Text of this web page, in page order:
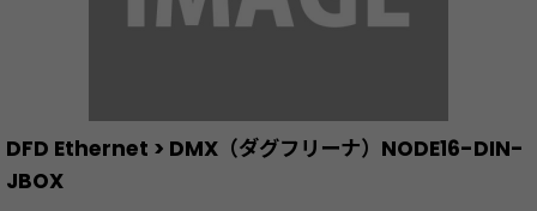
DFD Ethernet > DMX（ダグフリーナ）NODE16-DIN-
JBOX